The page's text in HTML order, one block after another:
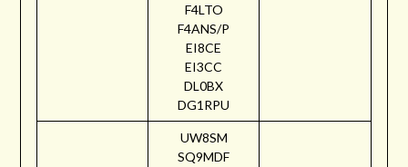
F4LTO
F4ANS/P
EI8CE
EI3CC
DL0BX
DG1RPU
UW8SM
SQ9MDF